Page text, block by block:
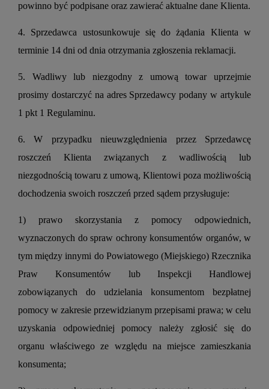
powinno być podpisane oraz zawierać aktualne dane Klienta.
4. Sprzedawca ustosunkowuje się do żądania Klienta w
terminie 14 dni od dnia otrzymania zgłoszenia reklamacji.
5. Wadliwy lub niezgodny z umową towar uprzejmie
prosimy dostarczyć na adres Sprzedawcy podany w artykule
1 pkt 1 Regulaminu.
6. W przypadku nieuwzględnienia przez Sprzedawcę
roszczeń Klienta związanych z wadliwością lub
niezgodnością towaru z umową, Klientowi poza możliwością
dochodzenia swoich roszczeń przed sądem przysługuje:
1) prawo skorzystania z pomocy odpowiednich,
wyznaczonych do spraw ochrony konsumentów organów, w
tym między innymi do Powiatowego (Miejskiego) Rzecznika
Praw Konsumentów lub Inspekcji Handlowej
zobowiązanych do udzielania konsumentom bezpłatnej
pomocy w zakresie przewidzianym przepisami prawa; w celu
uzyskania odpowiedniej pomocy należy zgłosić się do
organu właściwego ze względu na miejsce zamieszkania
konsumenta;